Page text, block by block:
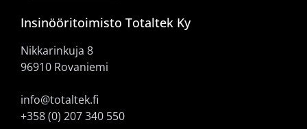
Insinööritoimisto Totaltek Ky
Nikkarinkuja 8
96910 Rovaniemi
info@totaltek.fi
+358 (0) 207 340 550